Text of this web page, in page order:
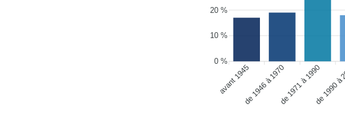
20 %
10 %
0 %
avant 1945de 1946 à 1970de 1971 à 1990de 1990